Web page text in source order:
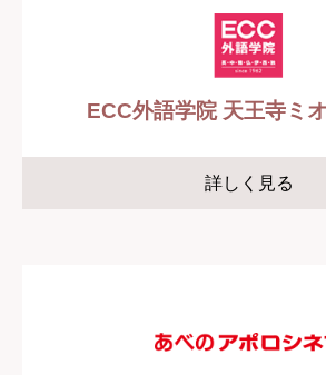
ECC外語学院 天王寺ミ
詳しく見る